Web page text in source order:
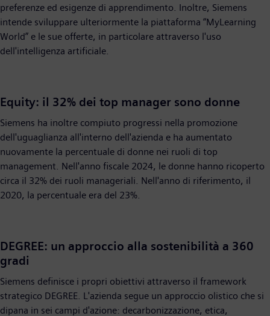
preferenze ed esigenze di apprendimento. Inoltre, Siemens
intende sviluppare ulteriormente la piattaforma “MyLearning
World” e le sue offerte, in particolare attraverso l'uso
dell'intelligenza artificiale.
Equity: il 32% dei top manager sono donne
Siemens ha inoltre compiuto progressi nella promozione
dell'uguaglianza all'interno dell'azienda e ha aumentato
nuovamente la percentuale di donne nei ruoli di top
management. Nell'anno fiscale 2024, le donne hanno ricoperto
circa il 32% dei ruoli manageriali. Nell'anno di riferimento, il
2020, la percentuale era del 23%.
DEGREE: un approccio alla sostenibilità a 360
gradi
Siemens definisce i propri obiettivi attraverso il framework
strategico DEGREE. L'azienda segue un approccio olistico che si
dipana in sei campi d'azione: decarbonizzazione, etica,